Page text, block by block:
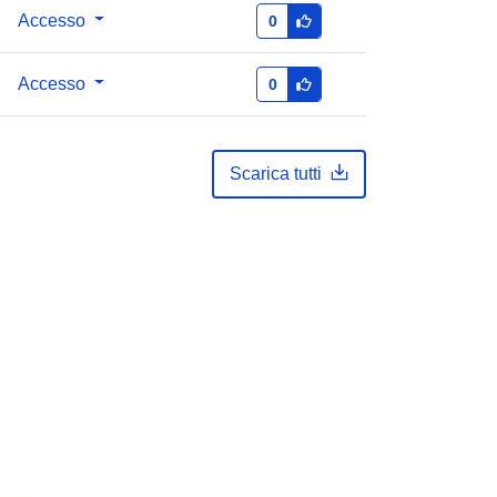
Accesso 0
Accesso 0
Scarica tutti